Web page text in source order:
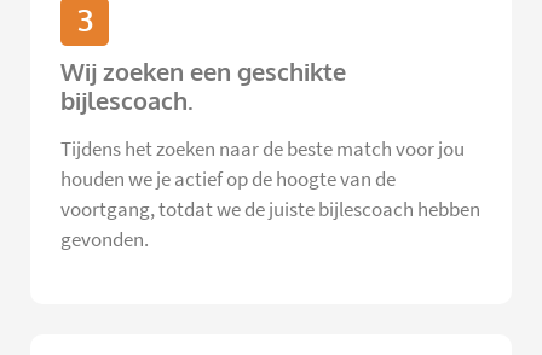
3
Wij zoeken een geschikte
bijlescoach.
Tijdens het zoeken naar de beste match voor jou
houden we je actief op de hoogte van de
voortgang, totdat we de juiste bijlescoach hebben
gevonden.